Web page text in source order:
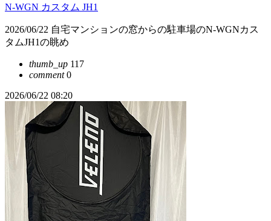
N-WGN カスタム JH1
2026/06/22 自宅マンションの窓からの駐車場のN-WGNカス
タムJH1の眺め
thumb_up 117
comment0
2026/06/22 08:20